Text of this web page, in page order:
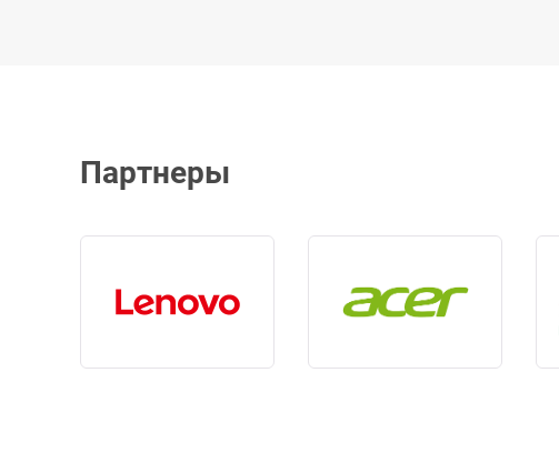
Партнеры